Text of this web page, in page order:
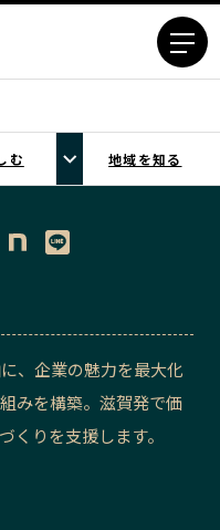
エリア
形エリア
む 地域を知る
、企業の魅力を最大化
みを構築。滋賀発で価
くりを支援します。